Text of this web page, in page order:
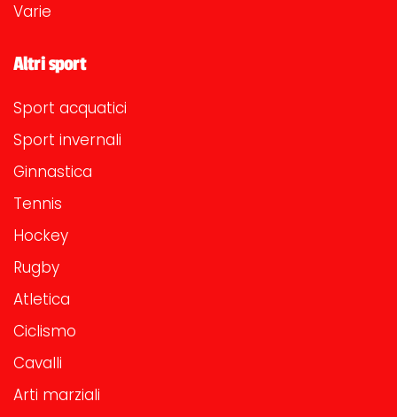
Varie
Altri sport
Sport acquatici
Sport invernali
Ginnastica
Tennis
Hockey
Rugby
Atletica
Ciclismo
Cavalli
Arti marziali